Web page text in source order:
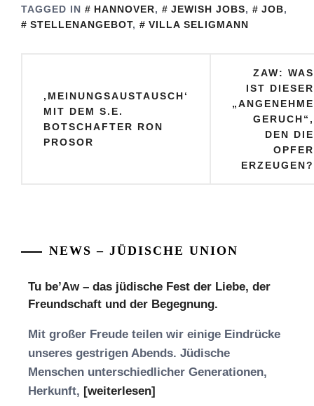
TAGGED IN
HANNOVER, JEWISH JOBS, JOB,
STELLENANGEBOT, VILLA SELIGMANN
‚MEINUNGSAUSTAUSCH‘
MIT DEM S.E.
BOTSCHAFTER RON
PROSOR
ZAW: WAS
IST DIESER
„ANGENEHME
GERUCH“,
DEN DIE
OPFER
ERZEUGEN?
NEWS – JÜDISCHE UNION
Tu be’Aw – das jüdische Fest der Liebe, der
Freundschaft und der Begegnung.
Mit großer Freude teilen wir einige Eindrücke
unseres gestrigen Abends. Jüdische
Menschen unterschiedlicher Generationen,
Herkunft, [weiterlesen]